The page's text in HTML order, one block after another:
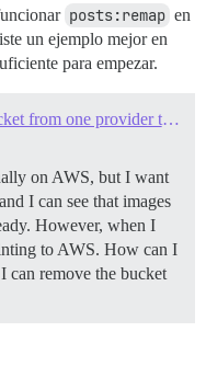
posts:remap en
un ejemplo mejor en
para empezar.
How do I move my s3 upload bucket from one provider to another?
on AWS, but I want
I can see that images
However, when I
to AWS. How can I
can remove the bucket